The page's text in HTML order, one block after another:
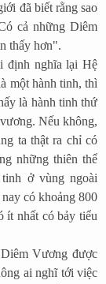
đã biết rằng sao
cả những Diêm
thấy hơn".
định nghĩa lại Hệ
một hành tinh, thì
là hành tinh thứ
Nếu không,
ta thật ra chỉ có
những thiên thể
ở vùng ngoài
có khoảng 800
ít nhất có bảy tiểu
Vương được
ai nghĩ tới việc